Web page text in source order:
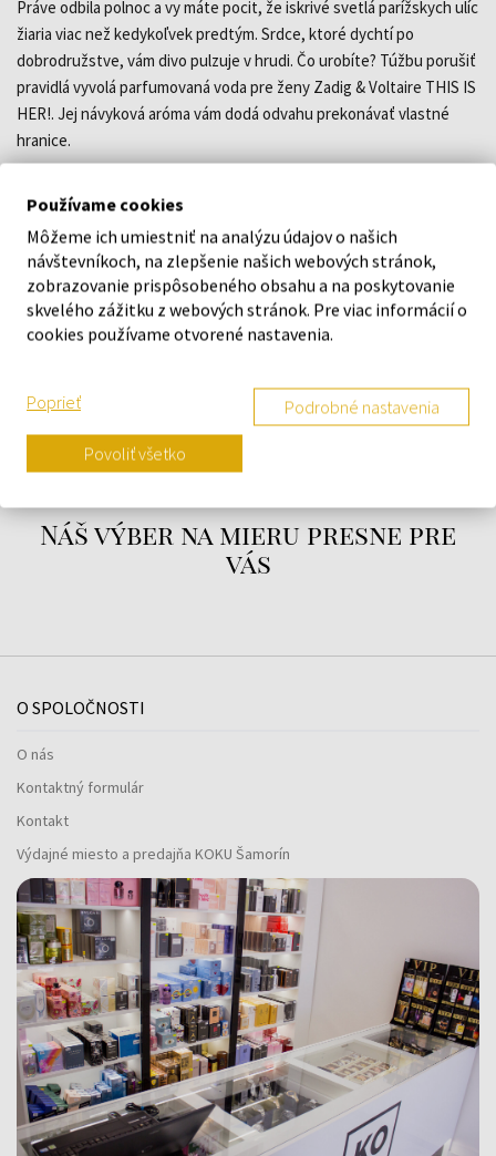
Práve odbila polnoc a vy máte pocit, že iskrivé svetlá parížskych ulíc
žiaria viac než kedykoľvek predtým. Srdce, ktoré dychtí po
dobrodružstve, vám divo pulzuje v hrudi. Čo urobíte? Túžbu porušiť
pravidlá vyvolá parfumovaná voda pre ženy Zadig & Voltaire THIS IS
HER!. Jej návyková aróma vám dodá odvahu prekonávať vlastné
hranice.
akordmi
predstavená v roku 2024 spolu s pánskou verziou This is
Really him!
autorkou vône je parfumérka Sidonie Lancesseur
O ZNAČKE
Náš výber na mieru presne pre
vás
O SPOLOČNOSTI
O nás
Kontaktný formulár
Kontakt
Výdajné miesto a predajňa KOKU Šamorín
Používame cookies
Môžeme ich umiestniť na analýzu údajov o našich
návštevníkoch, na zlepšenie našich webových stránok,
zobrazovanie prispôsobeného obsahu a na poskytovanie
skvelého zážitku z webových stránok. Pre viac informácií o
cookies používame otvorené nastavenia.
Poprieť Podrobné nastavenia
Povoliť všetko